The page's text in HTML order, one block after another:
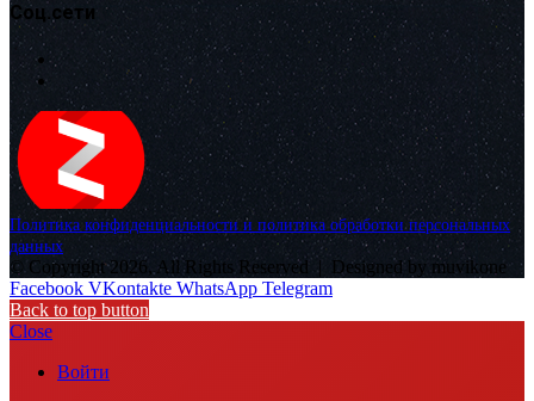
Соц.сети
Политика конфиденциальности и политика обработки персональных
данных
© Copyright 2026, All Rights Reserved |
Designed by muvikone
Facebook VKontakte WhatsApp Telegram
Back to top button
Close
Войти